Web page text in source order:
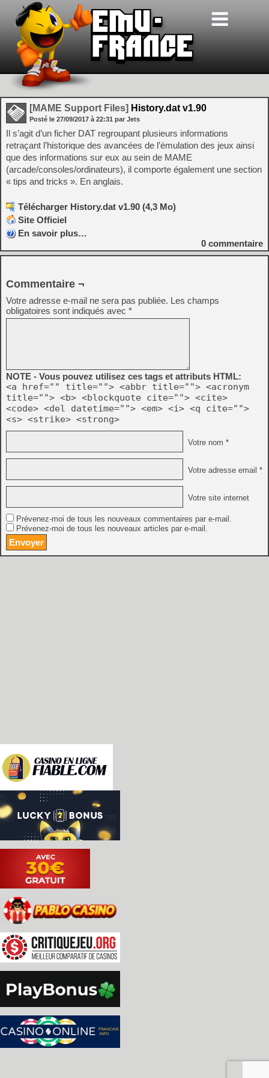
[MAME Support Files] History.dat v1.90
Posté le 27/09/2017 à 22:31 par Jets
Il s’agit d’un ficher DAT regroupant plusieurs informations
retraçant l’historique des avancées de l’émulation des jeux ainsi
que des informations sur eux au sein de MAME
(arcade/consoles/ordinateurs), il comporte également une section
« tips and tricks ». En anglais.
Télécharger History.dat v1.90 (4,3 Mo)
Site Officiel
En savoir plus…
0 commentaire
Commentaire ¬
Votre adresse e-mail ne sera pas publiée. Les champs
obligatoires sont indiqués avec *
NOTE - Vous pouvez utilisez ces tags et attributs HTML:
<a href="" title=""> <abbr title=""> <acronym
title=""> <b> <blockquote cite=""> <cite>
<code> <del datetime=""> <em> <i> <q cite="">
<s> <strike> <strong>
Votre nom *
Votre adresse email *
Votre site internet
Prévenez-moi de tous les nouveaux commentaires par e-mail.
Prévenez-moi de tous les nouveaux articles par e-mail.